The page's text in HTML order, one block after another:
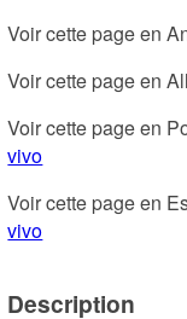
Voir cette page en
Voir cette page en
Voir cette page en
vivo
Voir cette page en
vivo
Description